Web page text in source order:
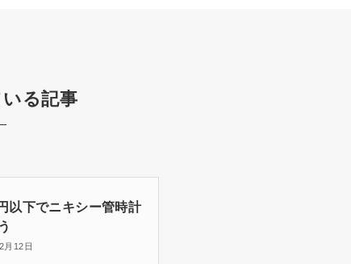
る記事
以下でニキシー管時計
月12日